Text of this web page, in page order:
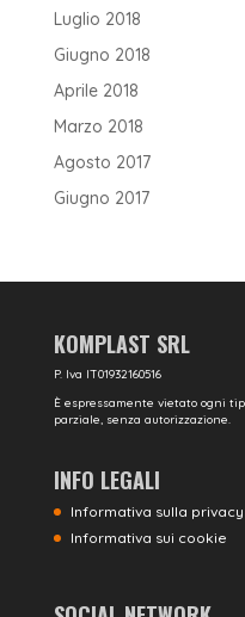
Luglio 2018
Giugno 2018
Aprile 2018
Marzo 2018
Agosto 2017
Giugno 2017
KOMPLAST SRL
P. Iva IT01932160516
È espressamente vietato ogni
parziale, senza autorizzazione.
INFO LEGALI
Informativa sulla privacy
Informativa sui cookie